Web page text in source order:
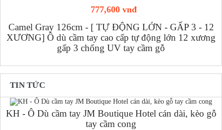
777,600 vnđ
Camel Gray 126cm - [ TỰ ĐỘNG LỚN - GẤP 3 - 12
XƯƠNG] Ô dù cầm tay cao cấp tự động lớn 12 xương
gấp 3 chống UV tay cầm gỗ
TIN TỨC
KH - Ô Dù cầm tay JM Boutique Hotel cán dài, kèo gỗ
tay cầm cong